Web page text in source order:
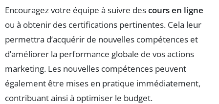
Encouragez votre équipe à suivre descours en ligne
ou à obtenir des certifications pertinentes. Cela leur
permettra d’acquérir de nouvelles compétences et
d’améliorer la performance globale de vos actions
marketing. Les nouvelles compétences peuvent
également être mises en pratique immédiatement,
contribuant ainsi à optimiser le budget.